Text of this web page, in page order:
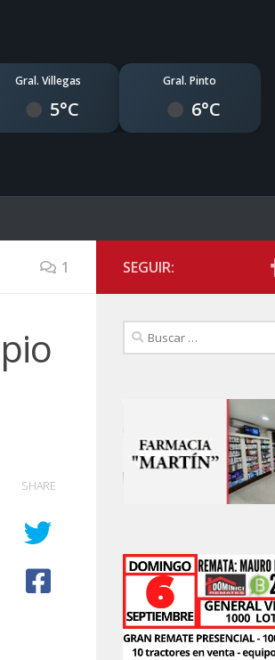
Gral. Villegas
5°C
Gral. Pinto
6°C
1
SHARE
SEGUIR:
Buscar: